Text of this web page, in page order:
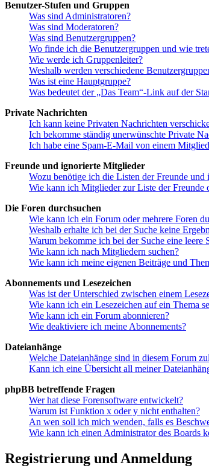
Benutzer-Stufen und Gruppen
Was sind Administratoren?
Was sind Moderatoren?
Was sind Benutzergruppen?
Wo finde ich die Benutzergruppen und wie
Wie werde ich Gruppenleiter?
Weshalb werden verschiedene
Was ist eine Hauptgruppe?
Was bedeutet der „Das Team“-Link auf der
Private Nachrichten
Ich kann keine Privaten Nachrichten
Ich bekomme ständig unerwünschte Private
Ich habe eine Spam-E-Mail von einem
Freunde und ignorierte Mitglieder
Wozu benötige ich die Listen der Freunde
Wie kann ich Mitglieder zur Liste der Freunde
Die Foren durchsuchen
Wie kann ich ein Forum oder mehrere Foren
Weshalb erhalte ich bei der Suche keine
Warum bekomme ich bei der Suche eine leere
Wie kann ich nach Mitgliedern suchen?
Wie kann ich meine eigenen Beiträge und
Abonnements und Lesezeichen
Was ist der Unterschied zwischen einem
Wie kann ich ein Lesezeichen auf ein Thema
Wie kann ich ein Forum abonnieren?
Wie deaktiviere ich meine Abonnements?
Dateianhänge
Welche Dateianhänge sind in diesem Forum
Kann ich eine Übersicht all meiner
phpBB betreffende Fragen
Wer hat diese Forensoftware entwickelt?
Warum ist Funktion x oder y nicht enthalten?
An wen soll ich mich wenden, falls es
Wie kann ich einen Administrator des Boards
Registrierung und Anmeldung